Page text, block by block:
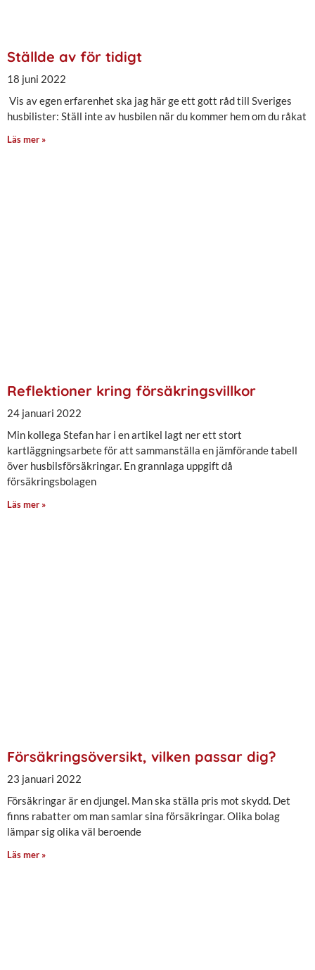
Ställde av för tidigt
18 juni 2022
Vis av egen erfarenhet ska jag här ge ett gott råd till Sveriges
husbilister: Ställ inte av husbilen när du kommer hem om du råkat
Läs mer »
Reflektioner kring försäkringsvillkor
24 januari 2022
Min kollega Stefan har i en artikel lagt ner ett stort
kartläggningsarbete för att sammanställa en jämförande tabell
över husbilsförsäkringar. En grannlaga uppgift då
försäkringsbolagen
Läs mer »
Försäkringsöversikt, vilken passar dig?
23 januari 2022
Försäkringar är en djungel. Man ska ställa pris mot skydd. Det
finns rabatter om man samlar sina försäkringar. Olika bolag
lämpar sig olika väl beroende
Läs mer »